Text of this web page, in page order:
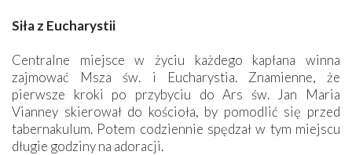
Siła z Eucharystii
Centralne miejsce w życiu każdego kapłana winna
zajmować Msza św. i Eucharystia. Znamienne, że
pierwsze kroki po przybyciu do Ars św. Jan Maria
Vianney skierował do kościoła, by pomodlić się przed
tabernakulum. Potem codziennie spędzał w tym miejscu
długie godziny na adoracji.